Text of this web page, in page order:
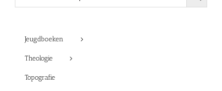
Jeugdboeken
Theologie
Topografie